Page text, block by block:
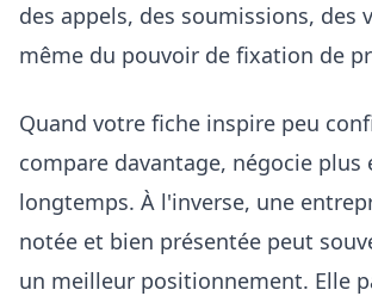
des appels, des soumissions, des
même du pouvoir de fixation de
Quand votre fiche inspire peu
compare davantage, négocie plus
longtemps. À l'inverse, une
notée et bien présentée peut
un meilleur positionnement. Elle